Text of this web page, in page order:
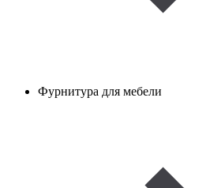
Фурнитура для мебели